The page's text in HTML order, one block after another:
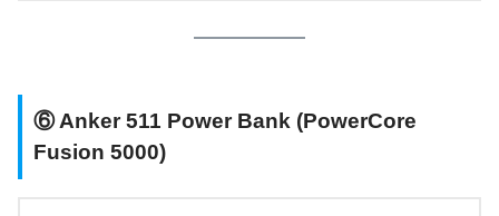
⑥Anker 511 Power Bank (PowerCore
Fusion 5000)